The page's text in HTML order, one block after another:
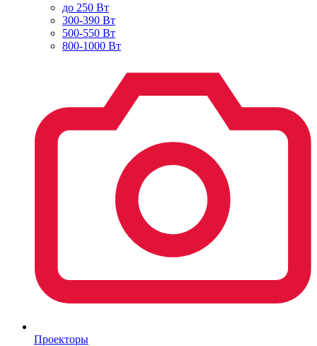
до 250 Вт
300-390 Вт
500-550 Вт
800-1000 Вт
Проекторы